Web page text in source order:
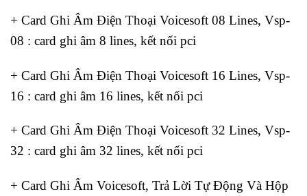
+ Card Ghi Âm Điện Thoại Voicesoft 08 Lines, Vsp-
08 : card ghi âm 8 lines, kết nối pci
+ Card Ghi Âm Điện Thoại Voicesoft 16 Lines, Vsp-
16 : card ghi âm 16 lines, kết nối pci
+ Card Ghi Âm Điện Thoại Voicesoft 32 Lines, Vsp-
32 : card ghi âm 32 lines, kết nối pci
+ Card Ghi Âm Voicesoft, Trả Lời Tự Động Và Hộp